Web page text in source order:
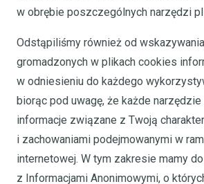
w obrębie poszczególnych narzędzi
Odstąpiliśmy również od
gromadzonych w plikach cookies
w odniesieniu do każdego
biorąc pod uwagę, że każde
informacje związane z Twoją
i zachowaniami podejmowanymi w
internetowej. W tym zakresie mamy
z Informacjami Anonimowymi, o